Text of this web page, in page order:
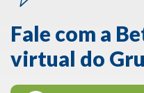
Fale com a
virtual do